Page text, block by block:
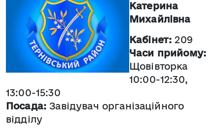
Катерина
Михайлівна
Кабінет: 209
Часи прийому:
Щовівторка
10:00-12:30,
13:00-15:30
Посада: Завідувач організаційного
відділу